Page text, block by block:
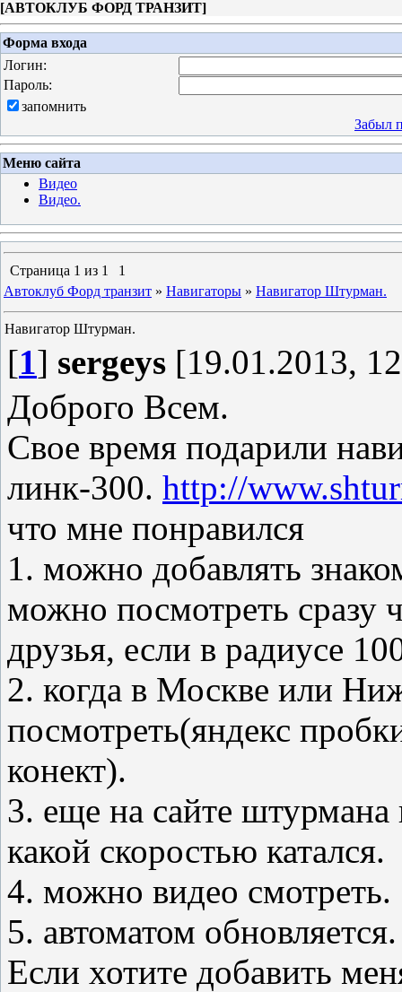
[АВТОКЛУБ ФОРД ТРАНЗИТ]
Форма входа
Логин:
Пароль:
запомнить
Забыл
Меню сайта
Видео
Видео.
Страница 1 из 1
1
Автоклуб Форд транзит » Навигаторы » Навигатор Штурман.
Навигатор Штурман.
[1] sergeys [19.01.2013,
Доброго Всем.
Свое время подарили
линк-300. http://
что мне понравился
1. можно добавлять
можно посмотреть сразу
друзья, если в радиусе
2. когда в Москве или
посмотреть(яндекс
конект).
3. еще на сайте штурмана
какой скоростью катался.
4. можно видео смотреть.
5. автоматом обновляется.
Если хотите добавить